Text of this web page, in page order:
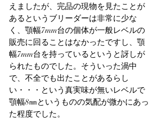
えましたが、完品の現物を見たことが
あるというブリーダーは非常に少な
く、顎幅7mm台の個体が一般レベルの
販売に回ることはなかったですし、顎
幅7mm台を持っているというと訝しが
られたものでした。そういった渦中
で、不全でも出たことがあるらし
い・・・という真実味が無いレベルで
顎幅8㎜というものの気配が微かにあっ
た程度でした。